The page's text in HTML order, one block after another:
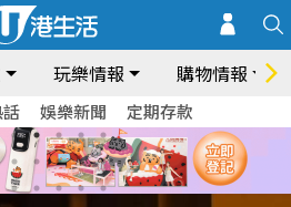
玩樂情報 購物情報
娛樂新聞 定期存款